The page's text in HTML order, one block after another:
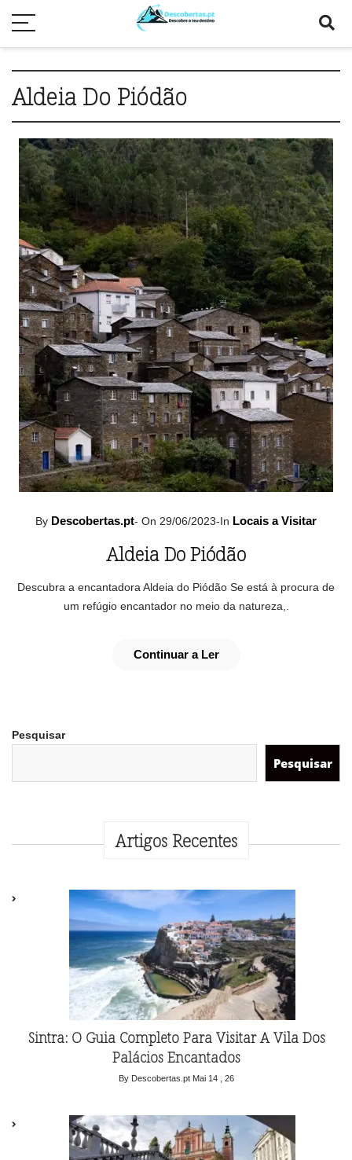
Aldeia Do Piódão
By Descobertas.pt- On 29/06/2023-In Locais a Visitar
Aldeia Do Piódão
Descubra a encantadora Aldeia do Piódão Se está à procura de
um refúgio encantador no meio da natureza,.
Continuar a Ler
Pesquisar
Pesquisar
Artigos Recentes
Sintra: O Guia Completo Para Visitar A Vila Dos
Palácios Encantados
By Descobertas.pt Mai 14 , 26